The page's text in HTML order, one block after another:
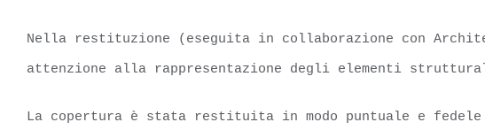
Nella restituzione (eseguita in collaborazione con
attenzione alla rappresentazione degli elementi
La copertura è stata restituita in modo puntuale e